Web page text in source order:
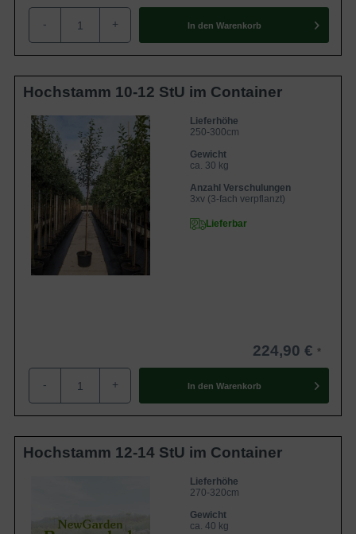
- + In den Warenkorb
Hochstamm 10-12 StU im Container
Lieferhöhe
250-300cm
Gewicht
ca. 30 kg
Anzahl Verschulungen
3xv (3-fach verpflanzt)
Lieferbar
224,90 €
- + In den Warenkorb
Hochstamm 12-14 StU im Container
Lieferhöhe
270-320cm
Gewicht
ca. 40 kg